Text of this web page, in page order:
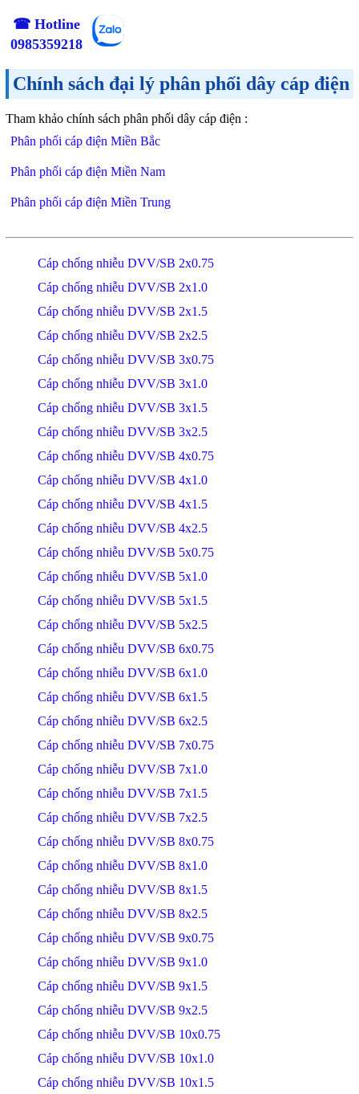
☎ Hotline
0985359218
Chính sách đại lý phân phối dây cáp điện
Tham khảo chính sách phân phối dây cáp điện :
Phân phối cáp điện Miền Bắc
Phân phối cáp điện Miền Nam
Phân phối cáp điện Miền Trung
Cáp chống nhiễu DVV/SB 2x0.75
Cáp chống nhiễu DVV/SB 2x1.0
Cáp chống nhiễu DVV/SB 2x1.5
Cáp chống nhiễu DVV/SB 2x2.5
Cáp chống nhiễu DVV/SB 3x0.75
Cáp chống nhiễu DVV/SB 3x1.0
Cáp chống nhiễu DVV/SB 3x1.5
Cáp chống nhiễu DVV/SB 3x2.5
Cáp chống nhiễu DVV/SB 4x0.75
Cáp chống nhiễu DVV/SB 4x1.0
Cáp chống nhiễu DVV/SB 4x1.5
Cáp chống nhiễu DVV/SB 4x2.5
Cáp chống nhiễu DVV/SB 5x0.75
Cáp chống nhiễu DVV/SB 5x1.0
Cáp chống nhiễu DVV/SB 5x1.5
Cáp chống nhiễu DVV/SB 5x2.5
Cáp chống nhiễu DVV/SB 6x0.75
Cáp chống nhiễu DVV/SB 6x1.0
Cáp chống nhiễu DVV/SB 6x1.5
Cáp chống nhiễu DVV/SB 6x2.5
Cáp chống nhiễu DVV/SB 7x0.75
Cáp chống nhiễu DVV/SB 7x1.0
Cáp chống nhiễu DVV/SB 7x1.5
Cáp chống nhiễu DVV/SB 7x2.5
Cáp chống nhiễu DVV/SB 8x0.75
Cáp chống nhiễu DVV/SB 8x1.0
Cáp chống nhiễu DVV/SB 8x1.5
Cáp chống nhiễu DVV/SB 8x2.5
Cáp chống nhiễu DVV/SB 9x0.75
Cáp chống nhiễu DVV/SB 9x1.0
Cáp chống nhiễu DVV/SB 9x1.5
Cáp chống nhiễu DVV/SB 9x2.5
Cáp chống nhiễu DVV/SB 10x0.75
Cáp chống nhiễu DVV/SB 10x1.0
Cáp chống nhiễu DVV/SB 10x1.5